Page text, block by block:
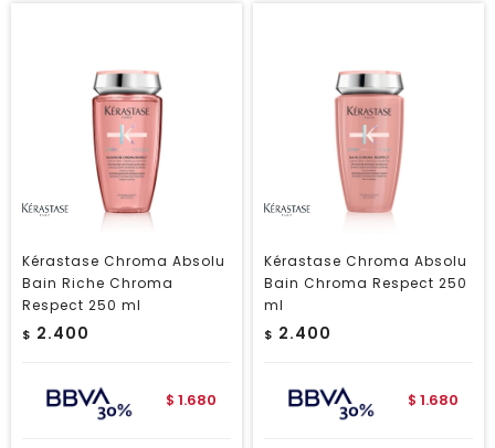
Kérastase Chroma Absolu
Bain Riche Chroma
Respect 250 ml
$ 2.400
$ 1.680
Kérastase Chroma Absolu
Bain Chroma Respect 250
ml
$ 2.400
$ 1.680